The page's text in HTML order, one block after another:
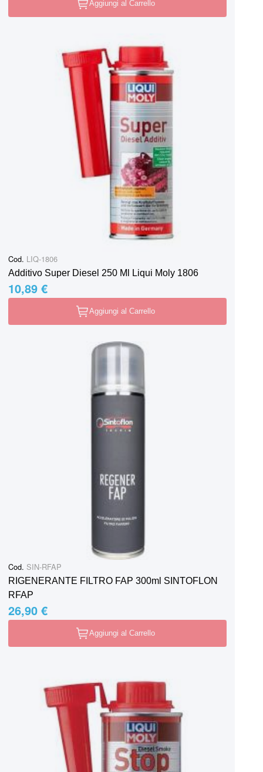
Aggiungi al Carrello
Cod. LIQ-1806
Additivo Super Diesel 250 Ml Liqui Moly 1806
10,89 €
Aggiungi al Carrello
Cod. SIN-RFAP
RIGENERANTE FILTRO FAP 300ml SINTOFLON
RFAP
26,90 €
Aggiungi al Carrello